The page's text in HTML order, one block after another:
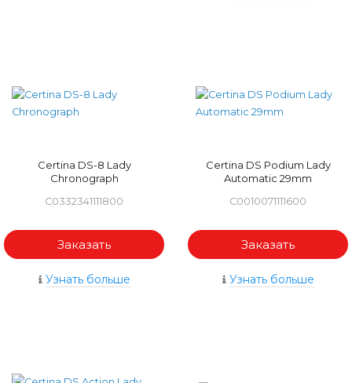
Certina DS-8 Lady
Chronograph
C0332341111800
Заказать
Узнать больше
Certina DS Podium Lady
Automatic 29mm
C0010071111600
Заказать
Узнать больше